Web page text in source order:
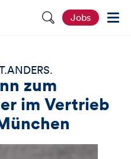
S
e
u
r
c
h
u
c
Jobs
zum
im Vertrieb